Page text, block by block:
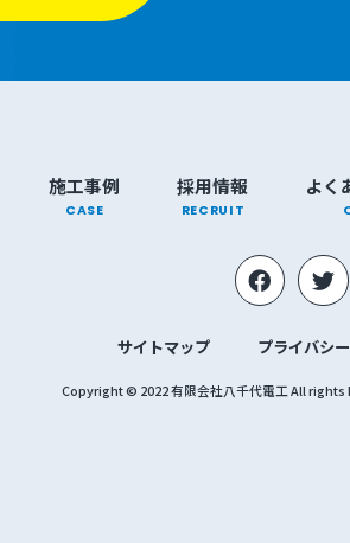
施工事例
CASE
採用情報
RECRUIT
よく
サイトマップ プライバシ
Copyright © 2022 有限会社八千代電工 All rights